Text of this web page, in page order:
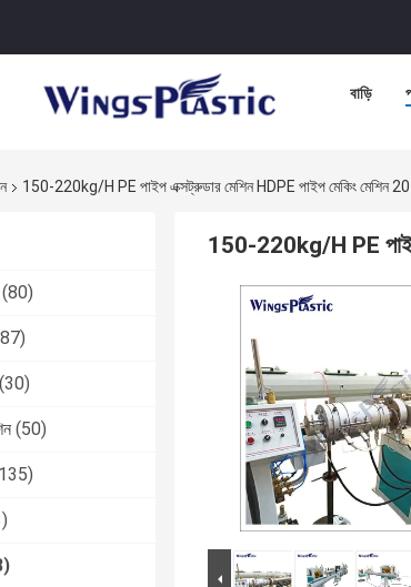
বাড়ি
150-220kg/H PE পাইপ এক্সট্রুডার মেশিন HDPE পাইপ মেকিং মেশিন
(80)
(30)
(50)
150-220kg/H PE পাইপ